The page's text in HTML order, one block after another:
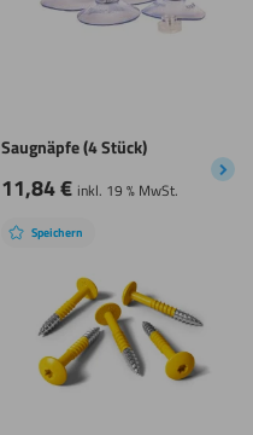
Saugnäpfe (4 Stück)
11,84€ inkl. 19 % MwSt.
Speichern